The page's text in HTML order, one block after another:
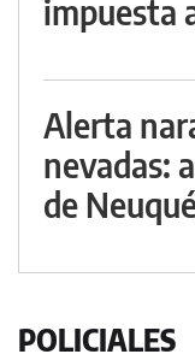
impuesta
Alerta
nevadas:
de
POLICIALES